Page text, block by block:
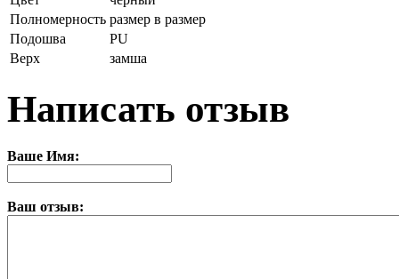
Полномерность размер в размер
Подошва
PU
Верх
замша
Написать отзыв
Ваше Имя:
Ваш отзыв: